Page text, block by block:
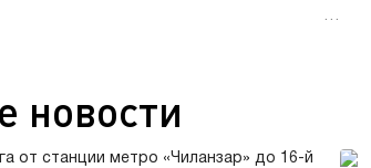
…
новости
от станции метро «Чиланзар» до 16-й